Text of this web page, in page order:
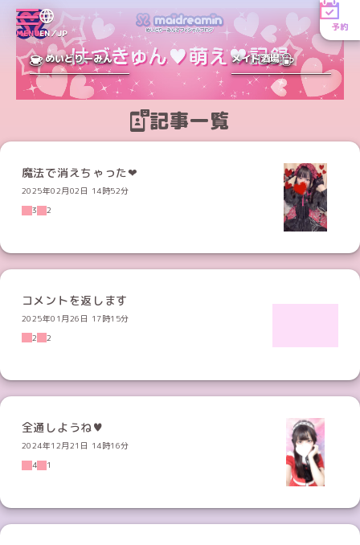
MENUEN／JP
予約
めいどりーみん メイド酒場
記事一覧
魔法で消えちゃった❤︎
2025年02月02日 14時52分
3
2
コメントを返します
2025年01月26日 17時15分
2
2
全通しようね♥
2024年12月21日 14時16分
4
1